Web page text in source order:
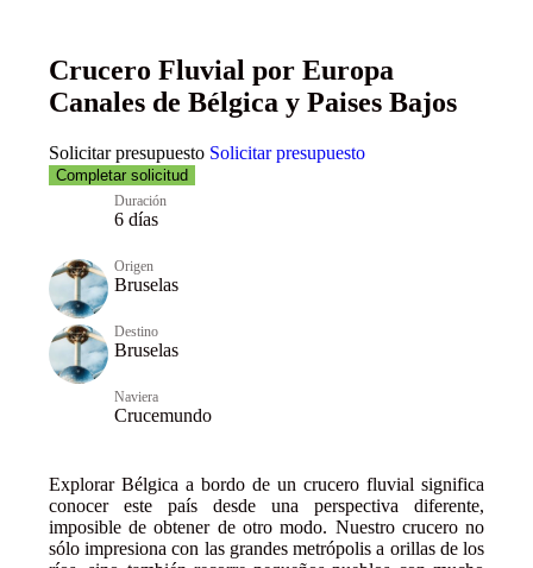
Crucero Fluvial por Europa
Canales de Bélgica y Paises Bajos
Solicitar presupuesto Solicitar presupuesto
Completar solicitud
Duración
6 días
Origen
Bruselas
Destino
Bruselas
Naviera
Crucemundo
Explorar Bélgica a bordo de un crucero fluvial significa
conocer este país desde una perspectiva diferente,
imposible de obtener de otro modo. Nuestro crucero no
sólo impresiona con las grandes metrópolis a orillas de los